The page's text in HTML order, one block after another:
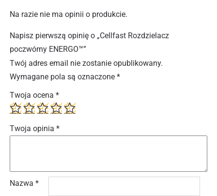
Na razie nie ma opinii o produkcie.
Napisz pierwszą opinię o „Cellfast Rozdzielacz
poczwórny ENERGO™”
Twój adres email nie zostanie opublikowany.
Wymagane pola są oznaczone *
Twoja ocena *
Twoja opinia *
Nazwa *